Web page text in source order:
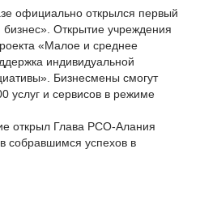
официально открылся первый
Открытие учреждения
«Малое и среднее
индивидуальной
Бизнесмены смогут
услуг и сервисов в режиме
открыл Глава РСО-Алания
собравшимся успехов в